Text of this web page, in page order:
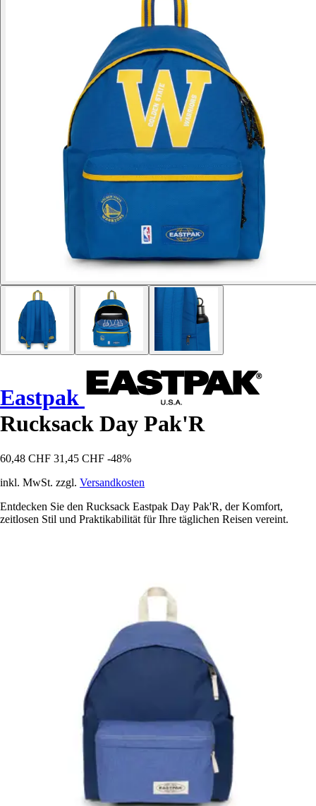
Eastpak
Rucksack Day Pak'R
60,48 CHF 31,45 CHF -48%
inkl. MwSt. zzgl. Versandkosten
Entdecken Sie den Rucksack Eastpak Day Pak'R, der Komfort,
zeitlosen Stil und Praktikabilität für Ihre täglichen Reisen vereint.